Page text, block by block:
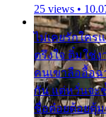
25 views •
ไม่เคยรักใคร
ตรึงใจ ติ๋มใช่
คนเขาลืออื้อฉ
กัน แต่หวั่นจะ
ชื่อต๋อยต้อยตุ้ม